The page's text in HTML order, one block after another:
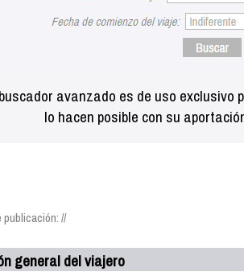
avanzado es de uso exclusivo
lo hacen posible con su
publicación: //
general del viajero